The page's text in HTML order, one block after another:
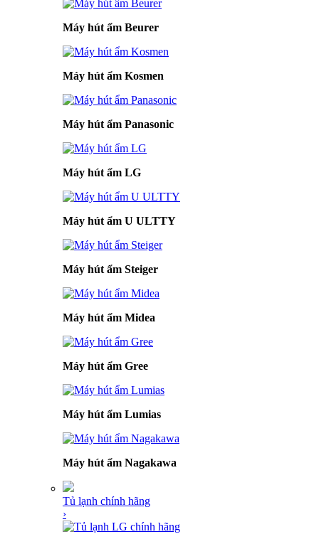
Máy hút ẩm Beurer
Máy hút ẩm Kosmen
Máy hút ẩm Panasonic
Máy hút ẩm LG
Máy hút ẩm U ULTTY
Máy hút ẩm Steiger
Máy hút ẩm Midea
Máy hút ẩm Gree
Máy hút ẩm Lumias
Máy hút ẩm Nagakawa
Tủ lạnh chính hãng
›